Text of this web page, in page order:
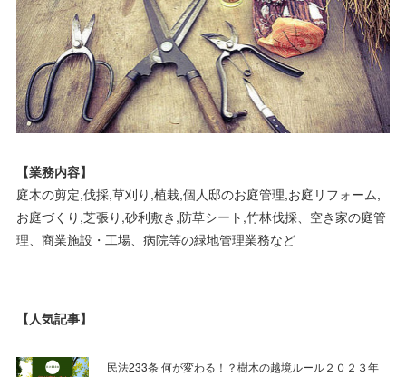
【業務内容】
庭木の剪定,伐採,草刈り,植栽,個人邸のお庭管理,お庭リフォーム,
お庭づくり,芝張り,砂利敷き,防草シート,竹林伐採、空き家の庭管
理、商業施設・工場、病院等の緑地管理業務など
【人気記事】
民法233条 何が変わる！？樹木の越境ルール２０２３年